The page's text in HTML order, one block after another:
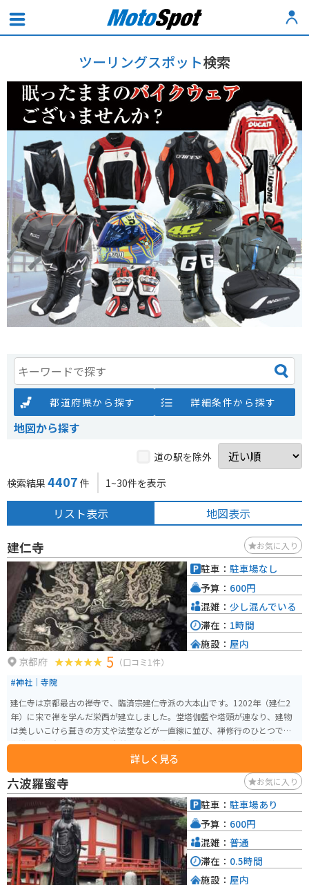
ツーリングスポット検索
都道府県から探す 詳細条件から探す
地図から探す
道の駅を除外
検索結果 4407 件 1~30件を表示
リスト表示 地図表示
建仁寺 お気に入り
京都府 5 （口コミ1件）
#神社｜寺院
建仁寺は京都最古の禅寺で、臨済宗建仁寺派の大本山です。1202年（建仁2
年）に宋で禅を学んだ栄西が建立しました。堂塔伽藍や塔頭が連なり、建物
は美しいこけら葺きの方丈や法堂などが一直線に並び、禅修行のひとつであ
る浴室も現存しています。 本尊は法堂の釈迦如来で、境内には風神雷神図屏
風や双龍図などの見どころがあります。特に、俵屋宗達作の風神雷神図屏風
は国宝となっています。保存のために本物は京都国立博物館に保管されてい
ますが、最新のデジタル技術で再現されたものを見ることができます。ま
た、白砂が敷きつめられた美しい枯山水の庭、大雄苑や潮音庭などの庭園も
あります。 栄西禅師は日本に茶種を持ち帰り広く一般に喫茶の習慣を広めた
人物で、その功績を讃えて毎年春には本坊で大茶会が開かれ、禅宗古来の茶
法が披露されます。また、月に一度、座禅と法話の会が開催されています。
詳しく見る
駐車： 駐車場なし
予算： 600円
混雑： 少し混んでいる
滞在： 1時間
施設： 屋内
六波羅蜜寺 お気に入り
駐車： 駐車場あり
予算： 600円
混雑： 普通
滞在： 0.5時間
施設： 屋内